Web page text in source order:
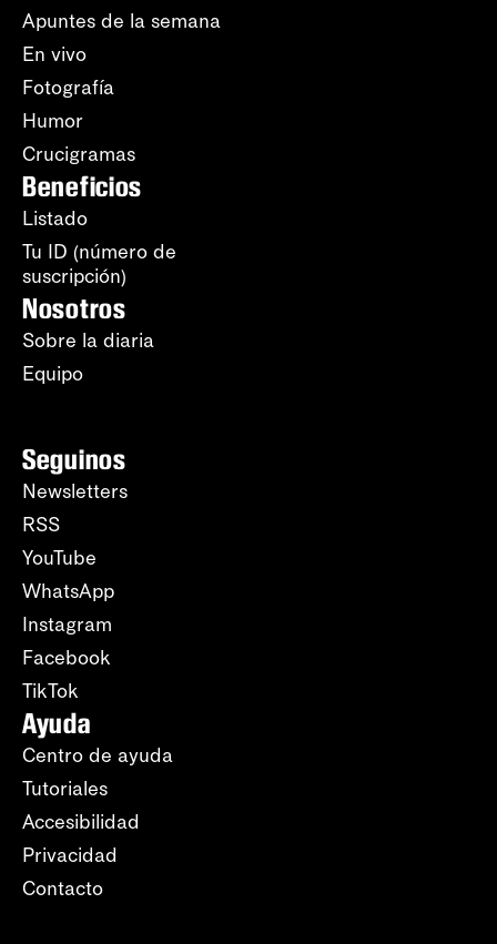
Apuntes de la semana
En vivo
Fotografía
Humor
Crucigramas
Beneficios
Listado
Tu ID (número de
suscripción)
Nosotros
Sobre la diaria
Equipo
Seguinos
Newsletters
RSS
YouTube
WhatsApp
Instagram
Facebook
TikTok
Ayuda
Centro de ayuda
Tutoriales
Accesibilidad
Privacidad
Contacto